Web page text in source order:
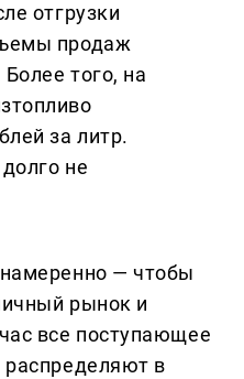
отгрузки
продаж
того, на
за литр.
не
— чтобы
рынок и
все поступающее
распределяют в